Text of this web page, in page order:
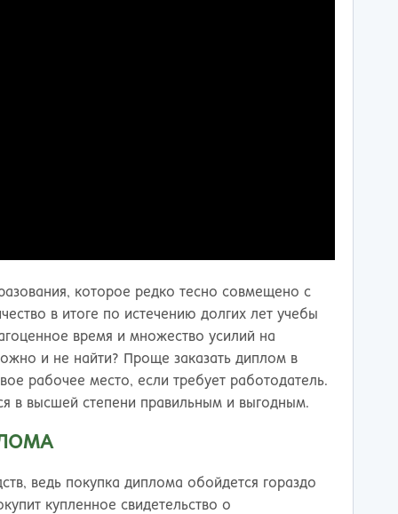
которое редко тесно совмещено с
в итоге по истечению долгих лет учебы
время и множество усилий на
и не найти? Проще заказать диплом в
рабочее место, если требует работодатель.
в высшей степени правильным и выгодным.
ведь покупка диплома обойдется гораздо
купленное свидетельство о